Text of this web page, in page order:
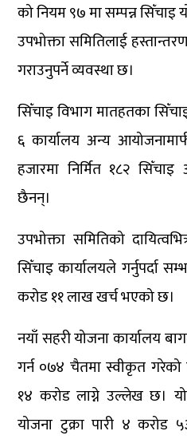
को नियम ९७ मा सम्पन्न सिँचाइ
उपभोक्ता समितिलाई
गराउनुपर्ने व्यवस्था छ।
सिँचाइ विभाग मातहतका
६ कार्यालय अन्य
हजारमा निर्मित १८२
छैनन्।
उपभोक्ता समितिको
सिँचाइ कार्यालयले गर्नुपर्दा
करोड ११ लाख खर्च भएको छ।
नयाँ सहरी योजना कार्यालय
गर्न ०७४ चैतमा स्वीकृत गरेको
१४ करोड लाग्ने उल्लेख छ। यो
योजना टुक्रा पारी ४